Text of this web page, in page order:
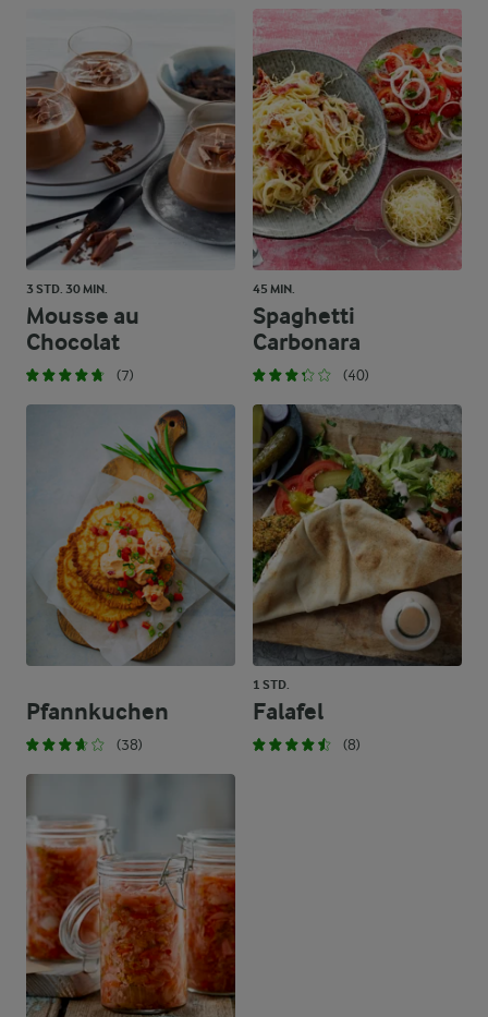
3 STD. 30 MIN.
Mousse au
Chocolat
(7)
45 MIN.
Spaghetti
Carbonara
(40)
Pfannkuchen
(38)
1 STD.
Falafel
(8)